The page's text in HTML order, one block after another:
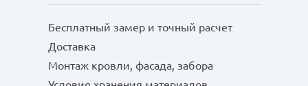
Бесплатный замер и точный расчет
Доставка
Монтаж кровли, фасада, забора